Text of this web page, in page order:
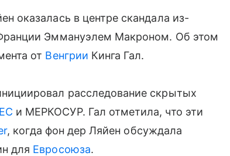
оказалась в центре скандала из-
Эммануэлем Макроном. Об этом
от Венгрии Кинга Гал.
расследование скрытых
ЕС и МЕРКОСУР. Гал отметила, что эти
, когда фон дер Ляйен обсуждала
для Евросоюза.